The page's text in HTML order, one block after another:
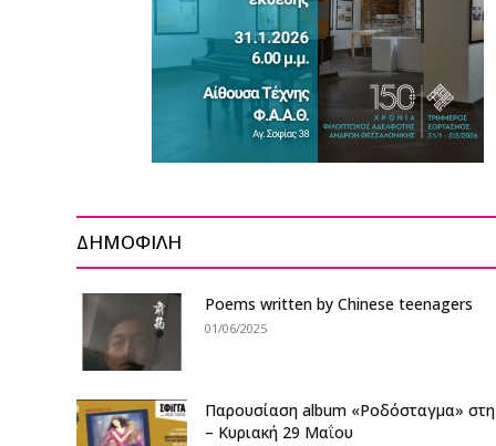
ΔΗΜΟΦΙΛΗ
Poems written by Chinese teenagers
01/06/2025
Παρουσίαση album «Ροδόσταγμα»
– Κυριακή 29 Μαΐου